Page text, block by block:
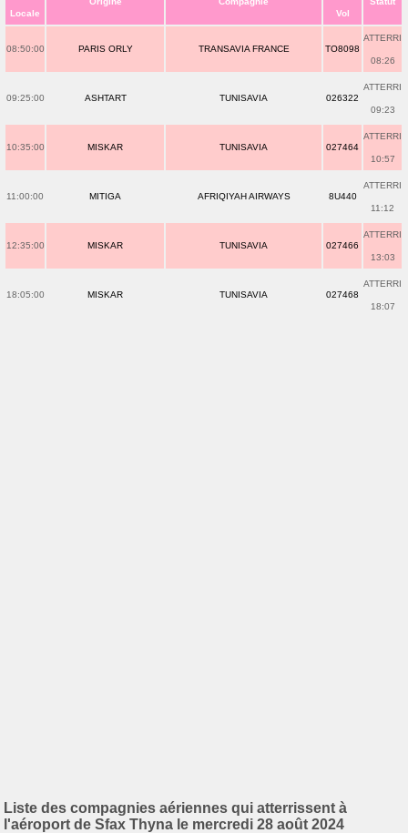
Locale Vol
08:50:00 PARIS ORLY TRANSAVIA FRANCE TO8098
ATTERRI
08:26
09:25:00 ASHTART TUNISAVIA 026322
ATTERRI
09:23
10:35:00 MISKAR TUNISAVIA 027464
ATTERRI
10:57
11:00:00 MITIGA AFRIQIYAH AIRWAYS 8U440
ATTERRI
11:12
12:35:00 MISKAR TUNISAVIA 027466
ATTERRI
13:03
18:05:00 MISKAR TUNISAVIA 027468
ATTERRI
18:07
Liste des compagnies aériennes qui atterrissent à
l'aéroport de Sfax Thyna le mercredi 28 août 2024